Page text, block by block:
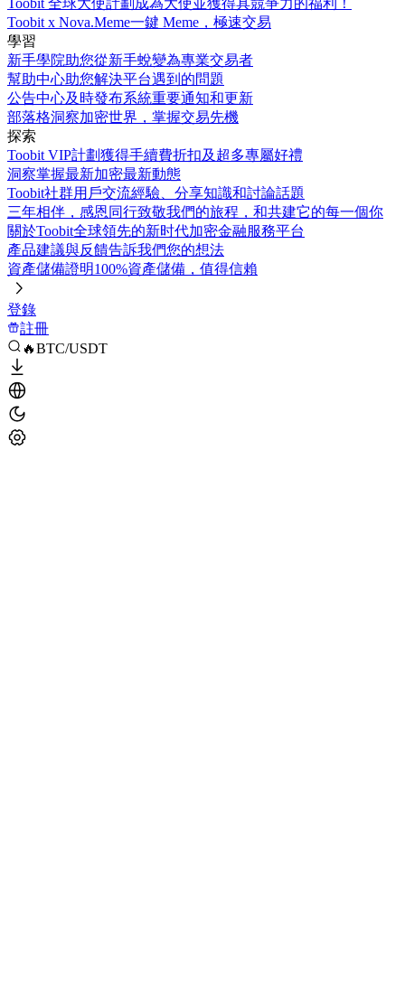
Toobit 全球大使計劃 成為大使並獲得具競爭力的福利！
Toobit x Nova.Meme一鍵 Meme，極速交易
學習
新手學院助您從新手蛻變為專業交易者
幫助中心助您解決平台遇到的問題
公告中心及時發布系統重要通知和更新
部落格洞察加密世界，掌握交易先機
探索
Toobit VIP計劃獲得手續費折扣及超多專屬好禮
洞察掌握最新加密最新動態
Toobit社群用戶交流經驗、分享知識和討論話題
三年相伴，感恩同行致敬我們的旅程，和共建它的每一個你
關於Toobit全球領先的新时代加密金融服務平台
產品建議與反饋告訴我們您的想法
資產儲備證明100%資產儲備，值得信賴
登錄
註冊
🔥BTC/USDT